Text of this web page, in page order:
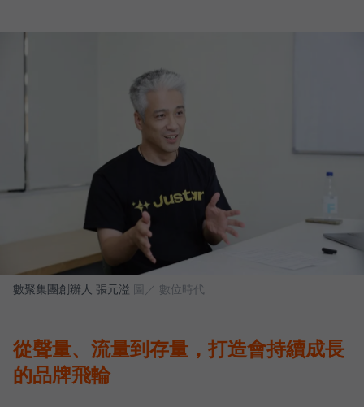
數聚集團創辦人 張元溢 圖／ 數位時代
從聲量、流量到存量，打造會持續成長
的品牌飛輪